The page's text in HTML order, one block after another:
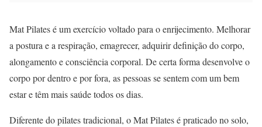
Mat Pilates é um exercício voltado para o enrijecimento. Melhorar
a postura e a respiração, emagrecer, adquirir definição do corpo,
alongamento e consciência corporal. De certa forma desenvolve o
corpo por dentro e por fora, as pessoas se sentem com um bem
estar e têm mais saúde todos os dias.
Diferente do pilates tradicional, o Mat Pilates é praticado no solo,